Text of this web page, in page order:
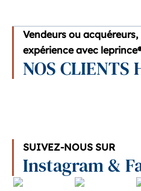
Vendeurs ou
expérience avec
NOS CLIENTS
SUIVEZ-NOUS SUR
Instagram &